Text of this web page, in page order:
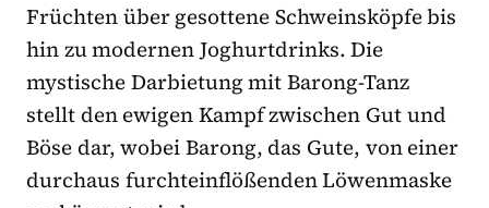
Früchten über gesottene Schweinsköpfe bis
hin zu modernen Joghurtdrinks. Die
mystische Darbietung mit Barong-Tanz
stellt den ewigen Kampf zwischen Gut und
Böse dar, wobei Barong, das Gute, von einer
durchaus furchteinflößenden Löwenmaske